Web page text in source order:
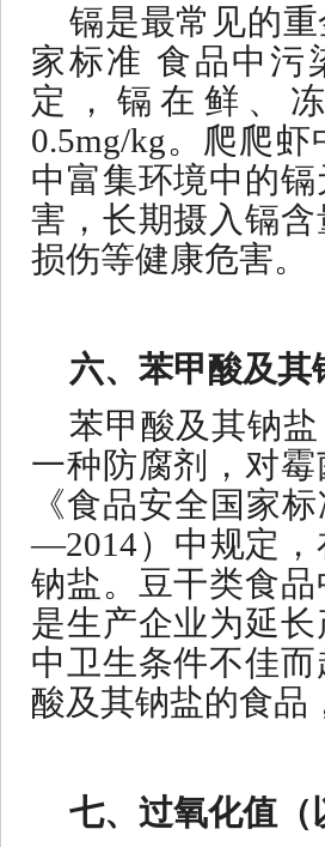
镉是最常见的
家标准 食品中污
定，镉在鲜、
0.5mg/kg。爬爬
中富集环境中的
害，长期摄入镉
损伤等健康危害。
六、苯甲酸及
苯甲酸及其钠
一种防腐剂，对
《食品安全国家
—2014）中规定，
钠盐。豆干类食
是生产企业为延
中卫生条件不佳
酸及其钠盐的食品
七、过氧化值（